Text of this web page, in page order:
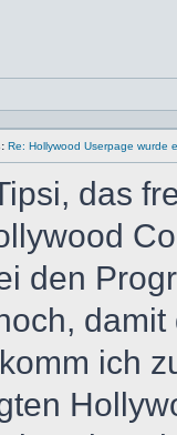
Re: Hollywood Userpage wurde
das
den
ich